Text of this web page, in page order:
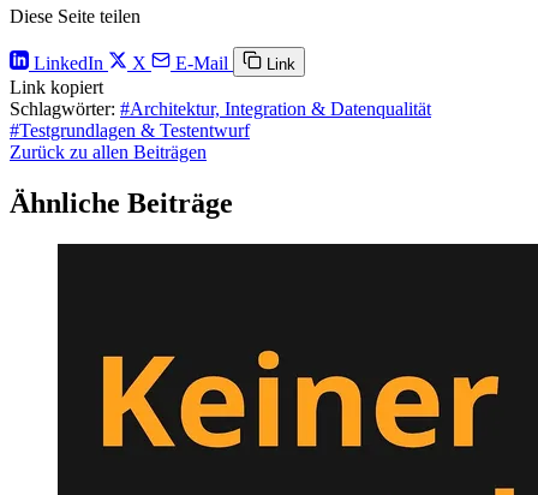
Diese Seite teilen
LinkedIn X E-Mail Link
Link kopiert
Schlagwörter: #Architektur, Integration & Datenqualität
#Testgrundlagen & Testentwurf
Zurück zu allen Beiträgen
Ähnliche Beiträge